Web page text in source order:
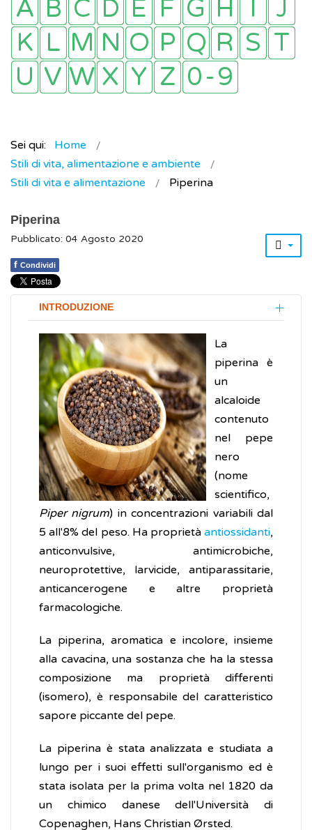
Sei qui:
Home
Stili di vita, alimentazione e ambiente
Stili di vita e alimentazione
Piperina
Piperina
Pubblicato: 04 Agosto 2020
f Condividi
INTRODUZIONE
La
piperina è
un
alcaloide
contenuto
nel pepe
nero
(nome
scientifico,
Piper nigrum) in concentrazioni variabili dal
5 all'8% del peso. Ha proprietà antiossidanti,
anticonvulsive, antimicrobiche,
neuroprotettive, larvicide, antiparassitarie,
anticancerogene e altre proprietà
farmacologiche.
La piperina, aromatica e incolore, insieme
alla cavacina, una sostanza che ha la stessa
composizione ma proprietà differenti
(isomero), è responsabile del caratteristico
sapore piccante del pepe.
La piperina è stata analizzata e studiata a
lungo per i suoi effetti sull'organismo ed è
stata isolata per la prima volta nel 1820 da
un chimico danese dell'Università di
Copenaghen, Hans Christian Ørsted.